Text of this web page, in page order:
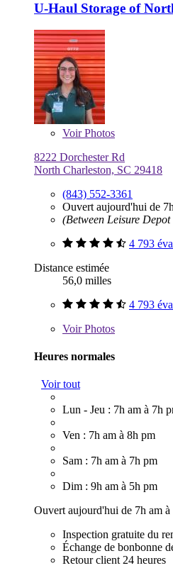
U-Haul Storage of
VoirPhotos
8222 Dorchester Rd
North Charleston, SC 29418
(843) 552-3361
Ouvert aujourd'hui de
(Between Leisure
4 793
Distance estimée
56,0 milles
4 793
VoirPhotos
Heures normales
Voir tout
Lun - Jeu : 7h am à 7h
Ven : 7h am à 8h pm
Sam : 7h am à 7h pm
Dim : 9h am à 5h pm
Ouvert aujourd'hui de 7h am à
Inspection gratuite du
Échange de bonbonne
Retour client 24 heures